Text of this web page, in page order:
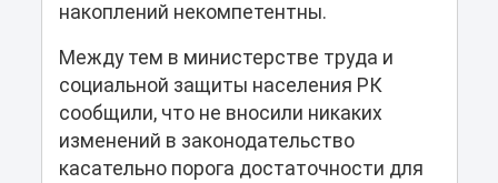
накоплений некомпетентны.
Между тем в министерстве труда и
социальной защиты населения РК
сообщили, что не вносили никаких
изменений в законодательство
касательно порога достаточности для